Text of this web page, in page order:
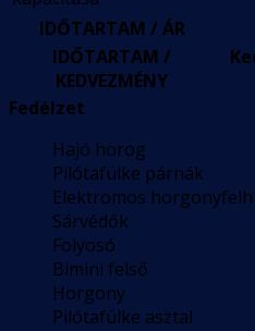
IDŐTARTAM / ÁR
IDŐTARTAM /
KEDVEZMÉNY
Fedélzet
Hajó horog
Pilótafülke párnák
Elektromos
Sárvédők
Folyosó
Bimini felső
Horgony
Pilótafülke asztal